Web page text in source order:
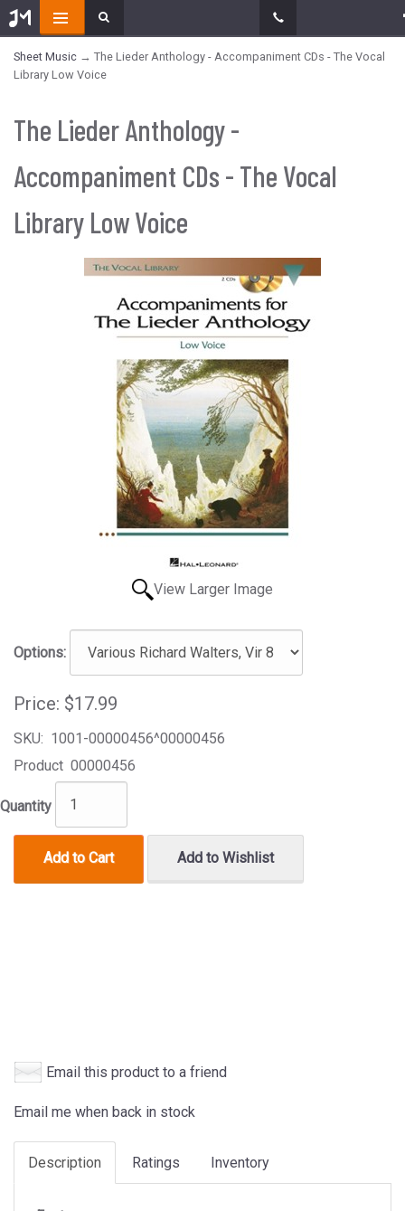
Sheet Music → The Lieder Anthology - Accompaniment CDs - The Vocal
Library Low Voice
The Lieder Anthology -
Accompaniment CDs - The Vocal
Library Low Voice
View Larger Image
Options:
Price: $17.99
SKU: 1001-00000456^00000456
Product 00000456
Quantity
Add to Cart Add to Wishlist
Email this product to a friend
Email me when back in stock
Description Ratings Inventory